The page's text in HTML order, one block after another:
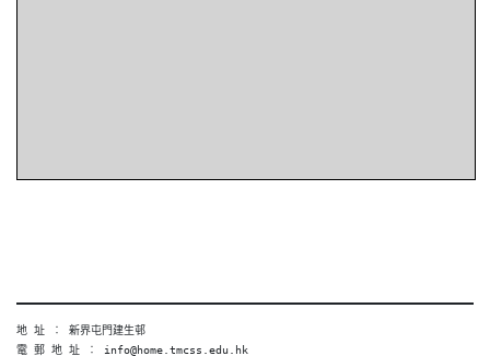
地 址 ︰ 新界屯門建生邨
電 郵 地 址 ︰ info@home.tmcss.edu.hk